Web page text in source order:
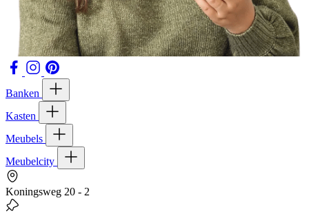
Banken
Kasten
Meubels
Meubelcity
Koningsweg 20 - 2